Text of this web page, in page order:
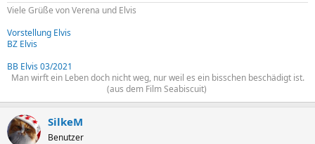
Viele Grüße von Verena und Elvis
Vorstellung Elvis
BZ Elvis
BB Elvis 03/2021
Man wirft ein Leben doch nicht weg, nur weil es ein bisschen beschädigt ist.
(aus dem Film Seabiscuit)
SilkeM
Benutzer